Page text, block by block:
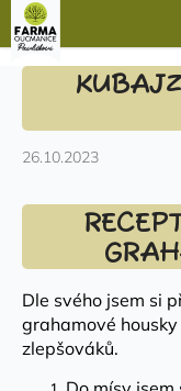
Přejít
na
obsah
26.10.2023
Dle svého jsem si
grahamové
zlepšováků.
o
Zpět
Zpět
C
o
o
ř
e
b
u